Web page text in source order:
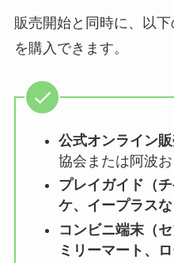
販売開始と同時に、以
を購入できます。
公式オンライン
協会または阿波お
プレイガイド（
ケ、イープラスな
コンビニ端末（
ミリーマート、ロ